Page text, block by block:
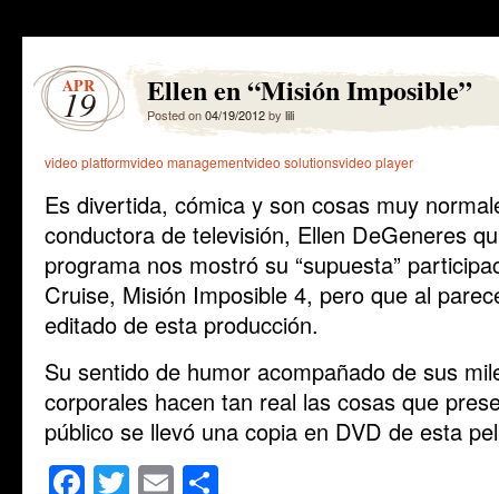
APR
19 Ellen en “Misión Imposible”
Posted on04/19/2012by lili
video platformvideo managementvideo solutionsvideo player
Es divertida, cómica y son cosas muy
conductora de televisión, Ellen DeGeneres
programa nos mostró su “supuesta”
Cruise, Misión Imposible 4, pero que al
editado de esta producción.
Su sentido de humor acompañado de sus
corporales hacen tan real las cosas que
público se llevó una copia en DVD de esta
Facebook
Twitter
Email